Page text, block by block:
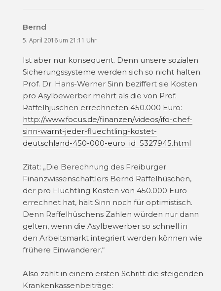
Bernd
5. April 2016 um 21:11 Uhr
Ist aber nur konsequent. Denn unsere sozialen
Sicherungssysteme werden sich so nicht halten.
Prof. Dr. Hans-Werner Sinn beziffert sie Kosten
pro Asylbewerber mehrt als die von Prof.
Raffelhjüschen errechneten 450.000 Euro:
http://www.focus.de/finanzen/videos/ifo-chef-
sinn-warnt-jeder-fluechtling-kostet-
deutschland-450-000-euro_id_5327945.html
Zitat: „Die Berechnung des Freiburger
Finanzwissenschaftlers Bernd Raffelhüschen,
der pro Flüchtling Kosten von 450.000 Euro
errechnet hat, hält Sinn noch für optimistisch.
Denn Raffelhüschens Zahlen würden nur dann
gelten, wenn die Asylbewerber so schnell in
den Arbeitsmarkt integriert werden können wie
frühere Einwanderer.“
Also zahlt in einem ersten Schritt die steigenden
Krankenkassenbeiträge: